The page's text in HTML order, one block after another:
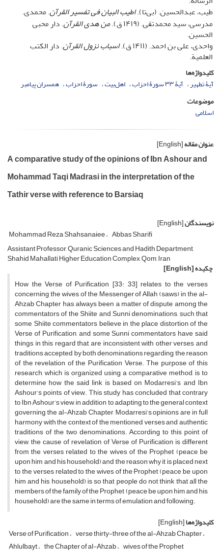
طیب، عبدالحسین. (بی‌تا).اطیب البیان فی تفسیر القرآن. محمدی.
مدرسی، سید محمدتقی. (۱۴۱۹ ق). من هدی القرآن. دار محبی
الحسین.
واحدی، علی بن احمد. (۱۴۱۱ ق). اسباب نزول القرآن. دار الکتب
العلمیة.
کلیدواژه‌ها
آیۀ تطهیر آیۀ ۳۳ سورۀ احزاب اهل‌بیت سورۀ احزاب همسران پیامبر
موضوعات
اسلامی
عنوان مقاله[English]
A comparative study of the opinions of Ibn Ashour and
Mohammad Taqi Madrasi in the interpretation of the
Tathir verse with reference to Barsiaq
نویسندگان[English]
Mohammad Reza Shahsanaiee Abbas Sharifi
Assistant Professor, Quranic Sciences and Hadith Department,
Shahid Mahallati Higher Education Complex, Qom, Iran
چکیده[English]
How the Verse of Purification [33: 33] relates to the verses
concerning the wives of the Messenger of Allah (saws) in the al-
Ahzab Chapter has always been a matter of dispute among the
commentators of the Shiite and Sunni denominations, such that
some Shiite commentators believe in the place distortion of the
Verse of Purification, and some Sunni commentators have said
things in this regard that are inconsistent with other verses and
traditions accepted by both denominations regarding the reason
of the revelation of the Purification Verse. The purpose of this
research, which is organized using a comparative method, is to
determine how the said link is based on Modarresi’s and Ibn
Ashour’s points of view. This study has concluded that contrary
to Ibn Ashour’s view, in addition to adapting to the general context
governing the al-Ahzab Chapter, Modarresi’s opinions are in full
harmony with the context of the mentioned verses and authentic
traditions of the two denominations. According to this point of
view, the cause of revelation of Verse of Purification is different
from the verses related to the wives of the Prophet (peace be
upon him and his household) and the reason why it is placed next
to the verses related to the wives of the Prophet (peace be upon
him and his household) is so that people do not think that all the
members of the family of the Prophet (peace be upon him and his
household) are the same in terms of emulation and following.
کلیدواژه‌ها[English]
Verse of Purification verse thirty-three of the al-Ahzab Chapter
Ahlulbayt the Chapter of al-Ahzab wives of the Prophet